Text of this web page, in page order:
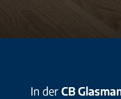
In der CB